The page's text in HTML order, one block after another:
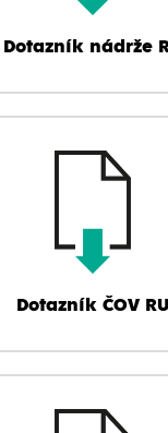
Dotazník nádrže
Dotazník ČOV RU